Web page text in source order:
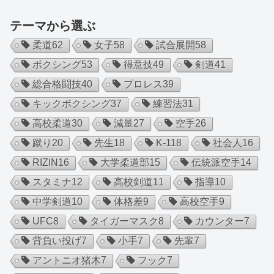
テーマから選ぶ
柔道62 女子58 試合展開58
ボクシング53 得意技49 剣道41
総合格闘技40 プロレス39
キックボクシング37 練習法31
高校柔道30 減量27 空手26
蹴り 20 先生18 K-118 社会人 16
RIZIN 16 大学柔道部15 伝統派空手14
スタミナ12 高校剣道11 指導10
中学剣道10 体格差9 高校空手9
UFC8 タイガーマスク8 カウンター7
背負い投げ7 小手7 先輩7
アントニオ猪木7 フック7